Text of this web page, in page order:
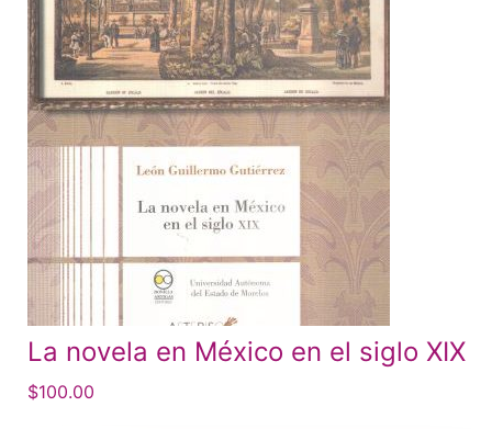
La novela en México en el siglo XIX
$100.00